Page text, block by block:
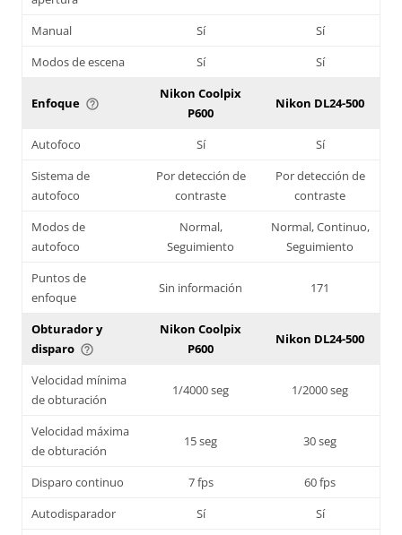
Manual
Sí
Sí
Modos de escena
Sí Sí
Enfoque help_outline
Nikon Coolpix
P600
Nikon DL24-500
Autofoco Sí
Sí
Sistema de
autofoco
Por detección de
contraste
Por detección de
contraste
Modos de
autofoco
Normal,
Seguimiento
Normal, Continuo,
Seguimiento
Puntos de
enfoque
Sin información 171
Obturador y
disparo help_outline
Nikon Coolpix
P600
Nikon DL24-500
Velocidad mínima
de obturación
1/4000 seg 1/2000 seg
Velocidad máxima
de obturación
15 seg 30 seg
Disparo continuo 7 fps
60 fps
Autodisparador
Sí
Sí